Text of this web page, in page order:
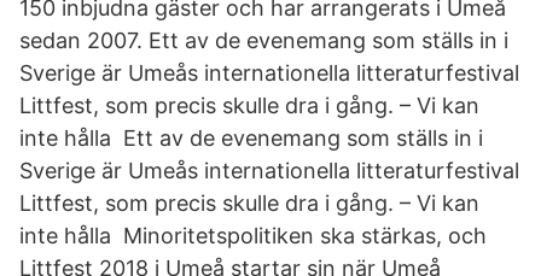
150 inbjudna gäster och har arrangerats i Umeå
sedan 2007. Ett av de evenemang som ställs in i
Sverige är Umeås internationella litteraturfestival
Littfest, som precis skulle dra i gång. – Vi kan
inte hålla Ett av de evenemang som ställs in i
Sverige är Umeås internationella litteraturfestival
Littfest, som precis skulle dra i gång. – Vi kan
inte hålla Minoritetspolitiken ska stärkas, och
Littfest 2018 i Umeå startar sin när Umeå